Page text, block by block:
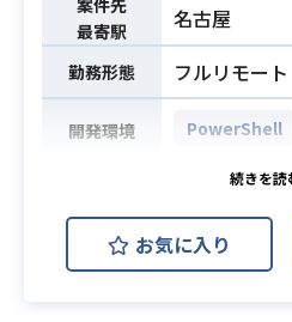
最寄駅
名古屋
勤務形態 フルリモート
開発環境 PowerShell
お客様のメ
365）の運用
す。
・Outlook/
お気に入り